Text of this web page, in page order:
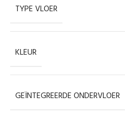
TYPE VLOER
KLEUR
GEÏNTEGREERDE ONDERVLOER